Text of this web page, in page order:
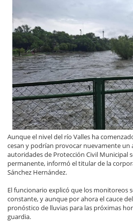
Aunque el nivel del río Valles ha
cesan y podrían provocar nuevamente un
autoridades de Protección Civil Municipal
permanente, informó el titular de la
Sánchez Hernández.
El funcionario explicó que los monitoreos
constante, y aunque por ahora el cauce
pronóstico de lluvias para las próximas
guardia.